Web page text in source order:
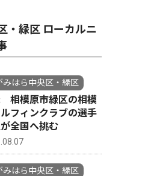
・緑区 ローカルニ
みはら中央区・緑区
相模原市緑区の相模
フィンクラブの選手
全国へ挑む
みはら中央区・緑区